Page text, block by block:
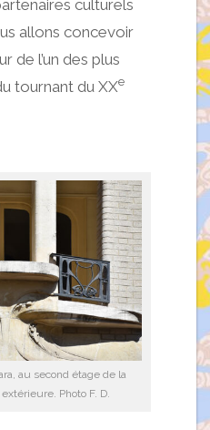
culturels
allons concevoir
de l’un des plus
tournant du XXe
au second étage de la
Photo F. D.